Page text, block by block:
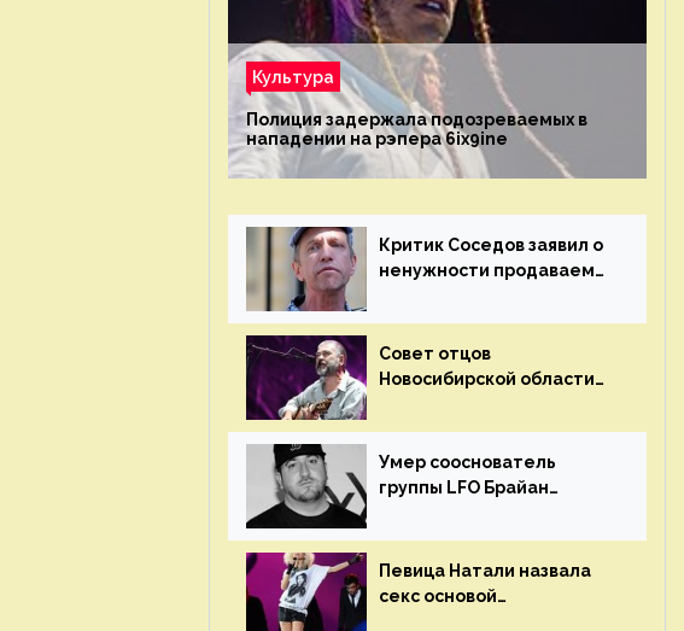
Культура
Полиция задержала подозреваемых в
нападении на рэпера 6ix9ine
Критик Соседов заявил о
ненужности продаваемых
песен
Совет отцов
Новосибирской области
концерт группы «Сплин»
Умер сооснователь
группы LFO Брайан
Певица Натали назвала
секс основой